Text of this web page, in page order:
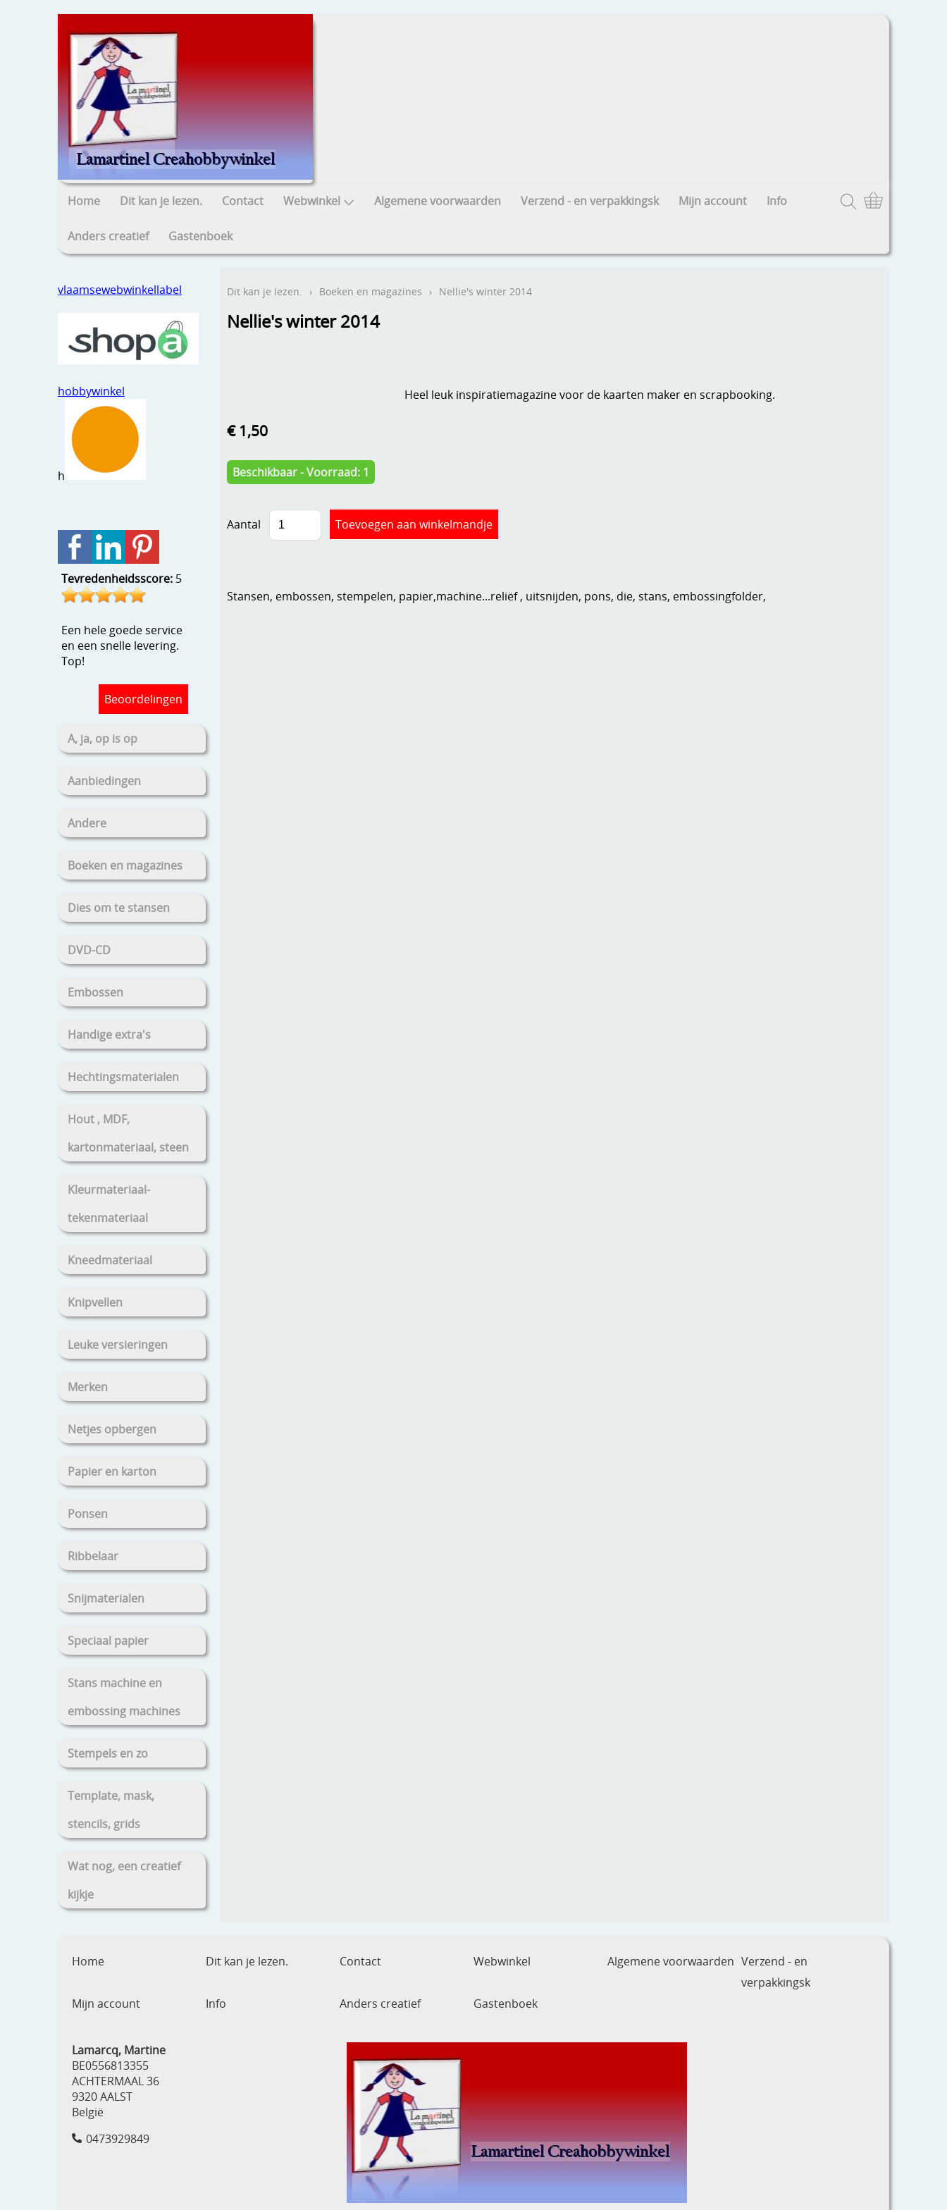
Home Dit kan je lezen. Contact Webwinkel Algemene voorwaarden Verzend - en verpakkingsk Mijn account Info
Anders creatief Gastenboek
vlaamsewebwinkellabel
hobbywinkel
h
Tevredenheidsscore: 5
Een hele goede service
en een snelle levering.
Top!
Beoordelingen
A, ja, op is op
Aanbiedingen
Andere
Boeken en magazines
Dies om te stansen
DVD-CD
Embossen
Handige extra's
Hechtingsmaterialen
Hout , MDF,
kartonmateriaal, steen
Kleurmateriaal-
tekenmateriaal
Kneedmateriaal
Knipvellen
Leuke versieringen
Merken
Netjes opbergen
Papier en karton
Ponsen
Ribbelaar
Snijmaterialen
Speciaal papier
Stans machine en
embossing machines
Stempels en zo
Template, mask,
stencils, grids
Wat nog, een creatief
kijkje
Dit kan je lezen. › Boeken en magazines › Nellie's winter 2014
Nellie's winter 2014
Heel leuk inspiratiemagazine voor de kaarten maker en scrapbooking.
€ 1,50
Beschikbaar - Voorraad: 1
Aantal
Stansen, embossen, stempelen, papier,machine...reliëf , uitsnijden, pons, die, stans, embossingfolder,
Home Dit kan je lezen. Contact Webwinkel Algemene voorwaarden Verzend - en
verpakkingsk
Mijn account
Info Anders creatief Gastenboek
Lamarcq, Martine
BE0556813355
ACHTERMAAL 36
9320 AALST
België
0473929849